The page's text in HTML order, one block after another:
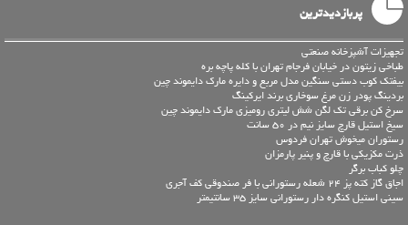
پربازدیدترین
تجهیزات آشپزخانه صنعتی
طباخی زیتون در خیابان فرجام تهران با کله پاچه بره
بیفتک کوب دستی سنگین مدل مربع و دایره مارک دایموند چین
بردینگ پودر زن مرغ سوخاری برند ایرکینگ
سرخ کن برقی تک لگن شش لیتری رومیزی مارک دایموند چین
سیخ استیل قارچ سایز نیم در 50 سانت
رستوران میخوش تهران فردوس
ذرت مکزیکی با قارچ و پنیر پارمزان
چلو کباب برگر
اجاق گاز کته پز 24 شعله رستورانی با فر صندوقی کف آجری
سینی استیل کنگره دار رستورانی سایز 35 سانتیمتر